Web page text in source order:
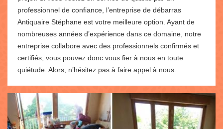
professionnel de confiance, l’entreprise de débarras
Antiquaire Stéphane est votre meilleure option. Ayant de
nombreuses années d’expérience dans ce domaine, notre
entreprise collabore avec des professionnels confirmés et
certifiés, vous pouvez donc vous fier à nous en toute
quiétude. Alors, n’hésitez pas à faire appel à nous.